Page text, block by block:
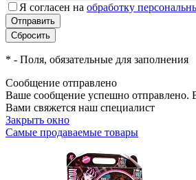
Я согласен на обработку
* - Поля, обязательные для заполнения
Сообщение отправлено
Ваше сообщение успешно отправлено.
Вами свяжется наш специалист
Закрыть окно
Самые продаваемые товары